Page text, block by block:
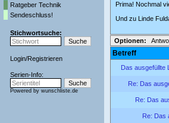
Ratgeber Technik
Sendeschluss!
Stichwortsuche:
Login/Registrieren
Serien-Info:
Powered by wunschliste.de
Prima! Nochmal
Und zu Linde
Optionen:
Betreff
Das ausgefüllte
Re: Das
Re: Das
Re: Das